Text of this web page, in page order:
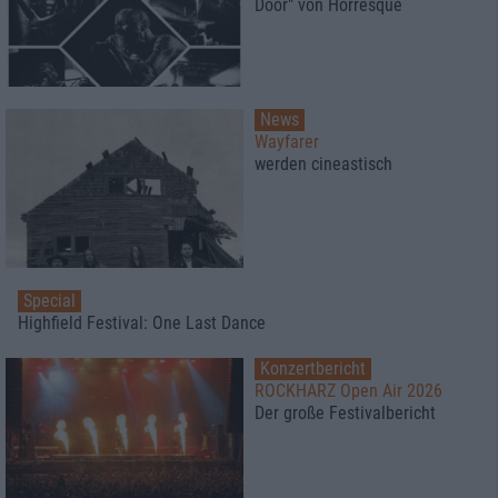
Door" von Horresque
News
Wayfarer
werden cineastisch
Special
Highfield Festival: One Last Dance
Konzertbericht
ROCKHARZ Open Air 2026
Der große Festivalbericht